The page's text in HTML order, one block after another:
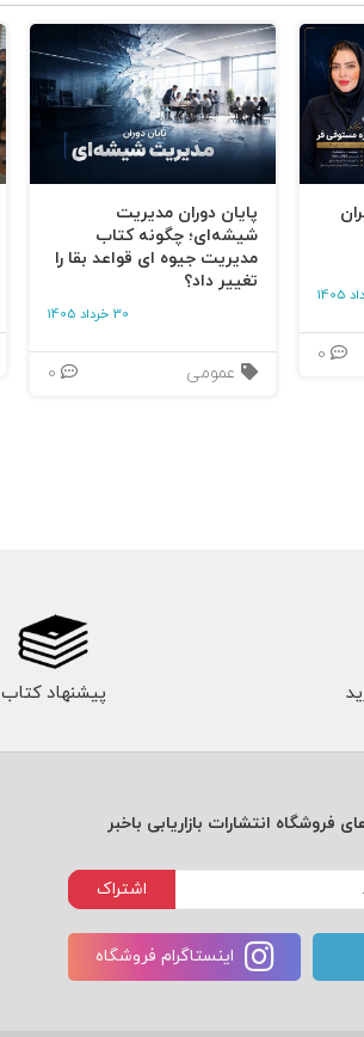
پایان دوران مدیریت
شیشه‌ای؛ چگونه کتاب
مدیریت جیوه‌ ای قواعد بقا را
تغییر داد؟
30 خرداد 1405
عمومی
پیشنهاد کتاب
انتشارات بازاریابی باخبر
اشتراک
اینستاگرام فروشگاه